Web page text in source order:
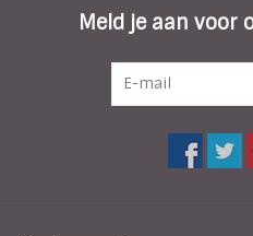
Meld je aan voor